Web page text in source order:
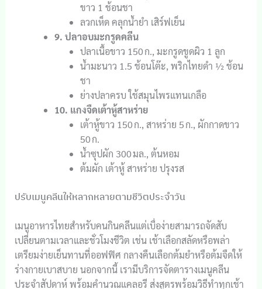
ขาว 1 ช้อนชา
ลวกเห็ด คลุกน้ำยำ เสิร์ฟเย็น
9. ปลาอบมะกรูดคลีน
ปลาเนื้อขาว 150 ก., มะกรูดขูดผิว 1 ลูก
น้ำมะนาว 1.5 ช้อนโต๊ะ, พริกไทยดำ ½ ช้อน
ชา
ย่างปลาครบ ใช้สมุนไพรแทนเกลือ
10. แกงจืดเต้าหู้สาหร่าย
เต้าหู้ขาว 150 ก., สาหร่าย 5 ก., ผักกาดขาว
50 ก.
น้ำซุปผัก 300 มล., ต้นหอม
ต้มผัก เต้าหู้ สาหร่าย ปรุงรส
ปรับเมนูคลีนให้หลากหลายตามชีวิตประจำวัน
เมนูอาหารไทยสำหรับคนกินคลีนแต่เบื่อง่ายสามารถจัดสับ
เปลี่ยนตามเวลาและชั่วโมงชีวิต เช่น เช้าเลือกสลัดหรือพล่า
เตรียมง่ายเย็นทานที่ออฟฟิศ กลางคืนเลือกต้มยำหรือต้มจืดให้
ร่างกายเบาสบาย นอกจากนี้ เรามีบริการจัดตารางเมนูคลีน
ประจำสัปดาห์ พร้อมคำนวณแคลอรี ส่งสูตรพร้อมวิธีทำทุกเช้า